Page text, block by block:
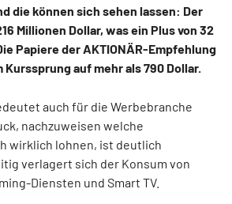
die können sich sehen lassen: Der
Millionen Dollar, was ein Plus von 32
Papiere der AKTIONÄR-Empfehlung
auf mehr als 790 Dollar.
auch für die Werbebranche
nachzuweisen welche
wirklich lohnen, ist deutlich
verlagert sich der Konsum von
Diensten und Smart TV.